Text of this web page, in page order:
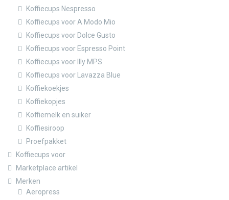
Koffiecups Nespresso
Koffiecups voor A Modo Mio
Koffiecups voor Dolce Gusto
Koffiecups voor Espresso Point
Koffiecups voor Illy MPS
Koffiecups voor Lavazza Blue
Koffiekoekjes
Koffiekopjes
Koffiemelk en suiker
Koffiesiroop
Proefpakket
Koffiecups voor
Marketplace artikel
Merken
Aeropress